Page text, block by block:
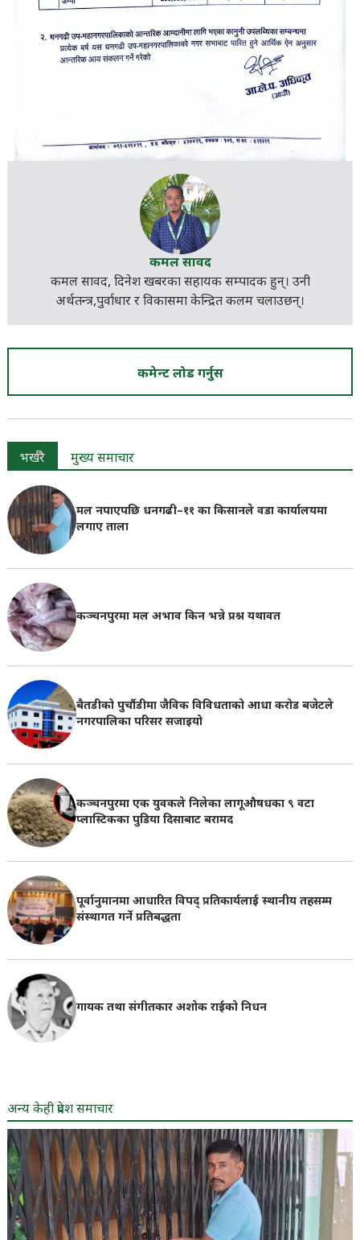
कमल सावद
कमल सावद, दिनेश खबरकासहायक सम्पादकहुन्। उनी
अर्थतन्त्र,पुर्वाधार र विकासमा केन्द्रित कलम चलाउछन्।
कमेन्ट लोड गर्नुस
भर्खरै मुख्य समाचार
मल नपाएपछि धनगढी–११ का किसानले वडा कार्यालयमा
लगाए ताला
कञ्चनपुरमा मल अभाव किन भन्ने प्रश्न यथावत
बैतडीको पुर्चौडीमा जैविक विविधताको आधा करोड बजेटले
नगरपालिका परिसर सजाइयो
कञ्चनपुरमा एक युवकले निलेका लागूऔषधका ९ वटा
प्लास्टिकका पुडिया दिसाबाट बरामद
पूर्वानुमानमा आधारित विपद् प्रतिकार्यलाई स्थानीय तहसम्म
संस्थागत गर्ने प्रतिबद्धता
गायक तथा संगीतकार अशोक राईको निधन
अन्य केही प्रदेश समाचार